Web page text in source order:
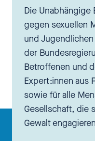
Die Unabhängige
gegen sexuellen
und
der
Betroffenen und
Expert:innen aus
sowie für alle
Gesellschaft, die
Gewalt